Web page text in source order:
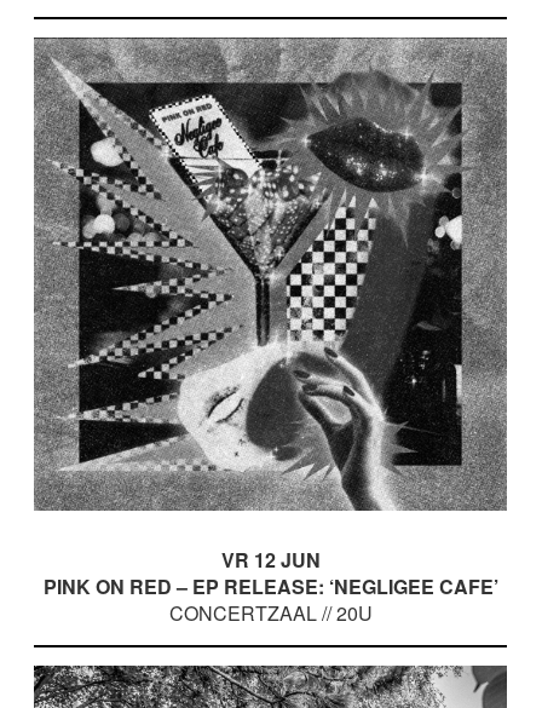
VR 12 JUN
PINK ON RED – EP RELEASE: ‘NEGLIGEE CAFE’
CONCERTZAAL // 20U